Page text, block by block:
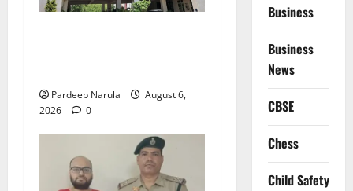
Pardeep Narula
August 6,
2026
0
Business
Business
News
CBSE
Chess
Child Safety